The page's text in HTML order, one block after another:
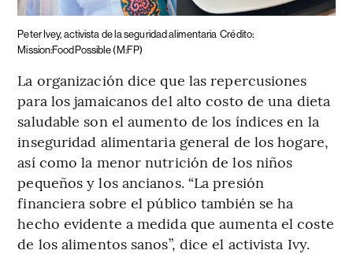
Peter Ivey, activista de la seguridad alimentaria Crédito:
Mission:FoodPossible (M:FP)
La organización dice que las repercusiones
para los jamaicanos del alto costo de una dieta
saludable son el aumento de los índices en la
inseguridad alimentaria general de los hogare,
así como la menor nutrición de los niños
pequeños y los ancianos. “La presión
financiera sobre el público también se ha
hecho evidente a medida que aumenta el coste
de los alimentos sanos”, dice el activista Ivy.